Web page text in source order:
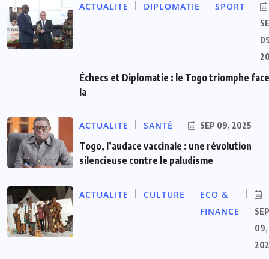
ACTUALITE DIPLOMATIE SPORT
Échecs et Diplomatie : le Togo triomphe
la
ACTUALITE SANTÉ SEP 09, 2025
Togo, l’audace vaccinale : une révolution
silencieuse contre le paludisme
ACTUALITE CULTURE
ECO &
FINANCE
SEP
09,